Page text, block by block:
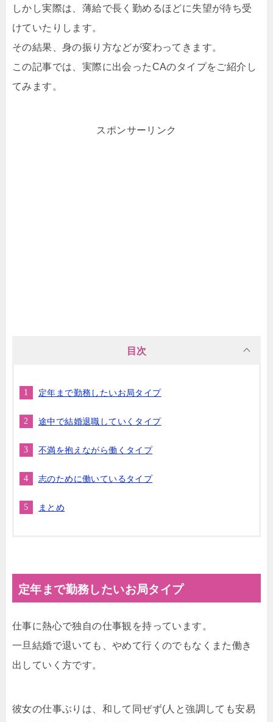
しかし実際は、薄給で長く勤めるほどに失望が待ち受
けていたりします。
その結果、身の振り方などが変わってきます。
この記事では、実際に出会ったCAのタイプをご紹介し
てみます。
スポンサーリンク
目次
定年まで勤務したいお局タイプ
途中で結婚退職していくタイプ
不満を抱えながら働くタイプ
志のために働いているタイプ
まとめ
定年まで勤務したいお局タイプ
仕事に熱心で独自の仕事観を持っています。
一旦結婚で退いても、やめて行くのでもなくまた働き
出していく方です。
彼女の仕事ぶりは、和して同ぜず(人と強調しても安易